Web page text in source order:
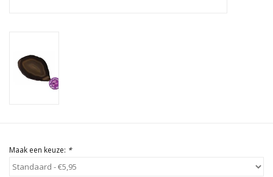
Maak een keuze: *